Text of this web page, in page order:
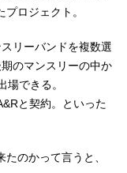
ロジェクト。
リーバンドを複数選
のマンスリーの中か
場できる。
と契約。といった
のかって言うと、